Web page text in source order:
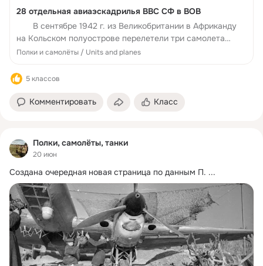
28 отдельная авиаэскадрилья ВВС СФ в ВОВ
В сентябре 1942 г. из Великобритании в Африканду
на Кольском полуострове перелетели три самолета
«Спитфайр» PR IV (в варианте фоторазведчика). Это
Фэйрхер...
Полки и самолёты / Units and planes
5 классов
Комментировать Класс
Полки, самолёты, танки
20 июн
Создана очередная новая страница по данным П. ...